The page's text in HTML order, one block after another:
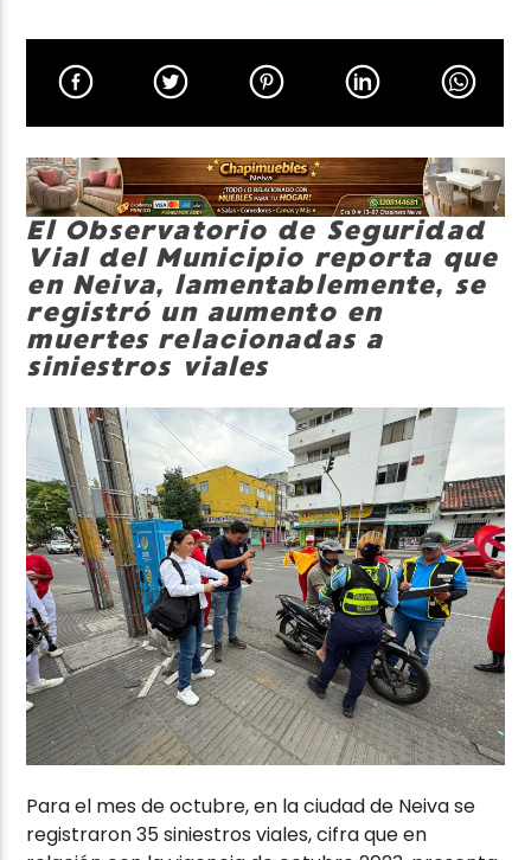
Neiva Estereo
El Observatorio de Seguridad
Vial del Municipio reporta que
en Neiva, lamentablemente, se
registró un aumento en
muertes relacionadas a
siniestros viales
Para el mes de octubre, en la ciudad de Neiva se
registraron 35 siniestros viales, cifra que en